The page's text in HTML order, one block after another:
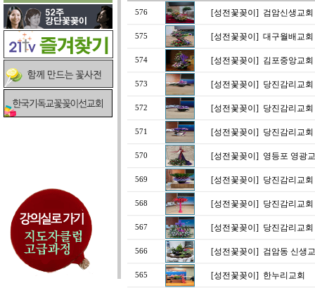
576 [성전꽃꽂이] 검암신생교
575 [성전꽃꽂이] 대구월배교
574 [성전꽃꽂이] 김포중앙교
573 [성전꽃꽂이] 당진감리교
572 [성전꽃꽂이] 당진감리교
571 [성전꽃꽂이] 당진감리교
570 [성전꽃꽂이] 영등포 영광
569 [성전꽃꽂이] 당진감리교
568 [성전꽃꽂이] 당진감리교
567 [성전꽃꽂이] 당진감리교
566 [성전꽃꽂이] 검암동 신생
565 [성전꽃꽂이] 한누리교회